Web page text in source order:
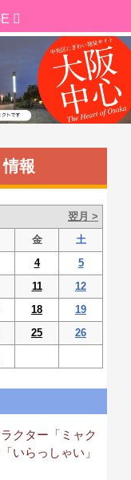
報
翌月 >
金
土
4
5
11
12
18
19
25
26
クター「ミャク
いらっしゃい」